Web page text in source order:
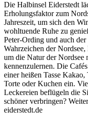
Die Halbinsel Eiderstedt
Erholungsfaktor zum
Jahreszeit, um sich den
wohltuende Ruhe zu
Peter-Ording und auch
Wahrzeichen der
um die Natur der Nordsee
kennenzulernen. Die
einer heißen Tasse
Torte oder Kuchen ein.
Leckereien beflügeln die
schöner verbringen?
eiderstedt.de